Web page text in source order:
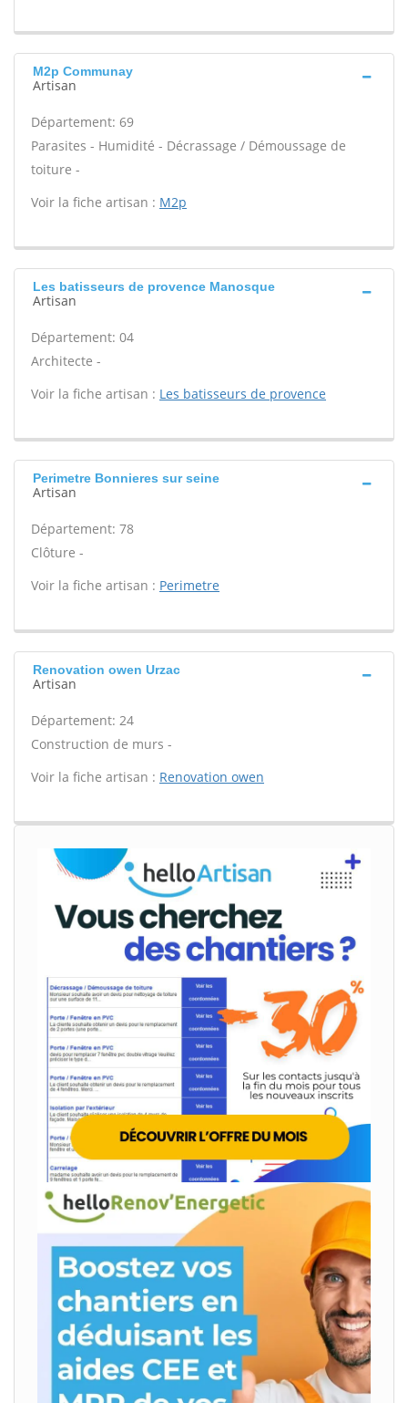
M2p Communay
Artisan
Département: 69
Parasites - Humidité - Décrassage / Démoussage de
toiture -
Voir la fiche artisan : M2p
Les batisseurs de provence Manosque
Artisan
Département: 04
Architecte -
Voir la fiche artisan : Les batisseurs de provence
Perimetre Bonnieres sur seine
Artisan
Département: 78
Clôture -
Voir la fiche artisan : Perimetre
Renovation owen Urzac
Artisan
Département: 24
Construction de murs -
Voir la fiche artisan : Renovation owen